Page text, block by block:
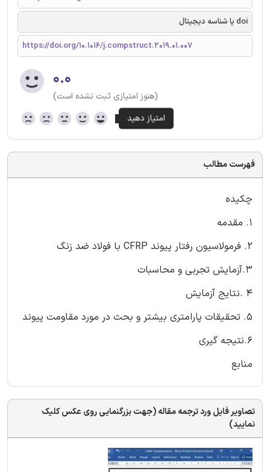
doi یا شناسه دیجیتال
https://doi.org/10.1016/j.compstruct.2019.01.007
۰.۰
(هنوز امتیازی ثبت نشده است)
فهرست مطالب
چکیده
1. مقدمه
2. فرمولاسیون رفتار پیوند CFRP با فولاد ضد زنگ
3.آزمایش تجربی و محاسبات
4 .نتایج آزمایش
5. تحقیقات پارامتری بیشتر و بحث در مورد مقاومت پیوند
6.نتیجه گیری
منابع
تصاویر فایل ورد ترجمه مقاله (جهت بزرگنمایی روی عکس کلیک
نمایید)